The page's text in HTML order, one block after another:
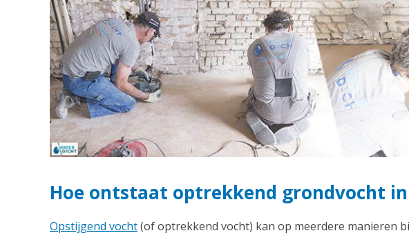
Hoe ontstaat optrekkend grondvocht in
Opstijgend vocht(of optrekkend vocht) kan op meerdere manieren